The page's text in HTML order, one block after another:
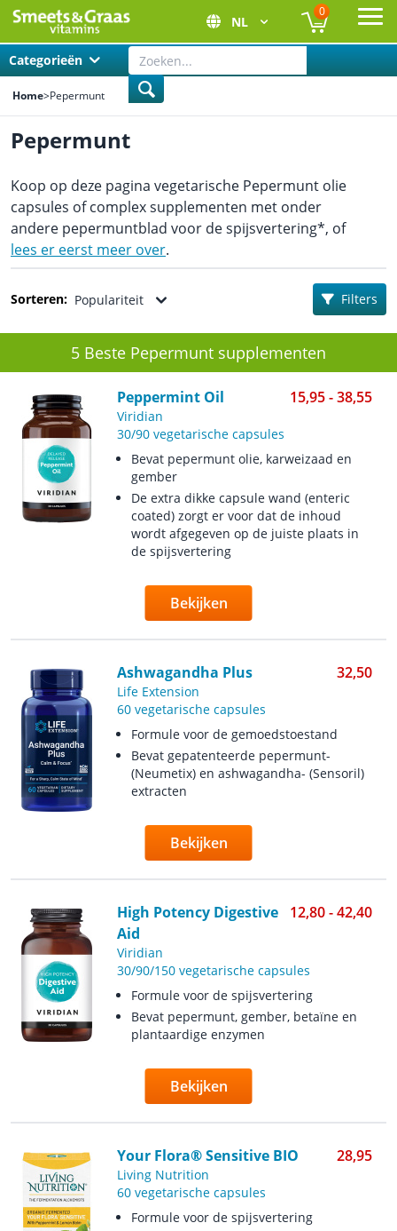
NL
0
Categorieën
Home>Pepermunt
Pepermunt
Sorteren: Populariteit Filters
5 Beste Pepermunt supplementen
Peppermint Oil 15,95 - 38,55
Viridian
30/90 vegetarische capsules
Bevat pepermunt olie, karweizaad en
gember
De extra dikke capsule wand (enteric
coated) zorgt er voor dat de inhoud
wordt afgegeven op de juiste plaats in
de spijsvertering
Bekijken
Ashwagandha Plus 32,50
Life Extension
60 vegetarische capsules
Formule voor de gemoedstoestand
Bevat gepatenteerde pepermunt-
(Neumetix) en ashwagandha- (Sensoril)
extracten
Bekijken
High Potency Digestive
Aid
12,80 - 42,40
Viridian
30/90/150 vegetarische capsules
Formule voor de spijsvertering
Bevat pepermunt, gember, betaïne en
plantaardige enzymen
Bekijken
Your Flora® Sensitive BIO 28,95
Living Nutrition
60 vegetarische capsules
Formule voor de spijsvertering
Koop op deze pagina vegetarische Pepermunt olie
capsules of complex supplementen met onder
andere pepermuntblad voor de spijsvertering*, of
lees er eerst meer over.